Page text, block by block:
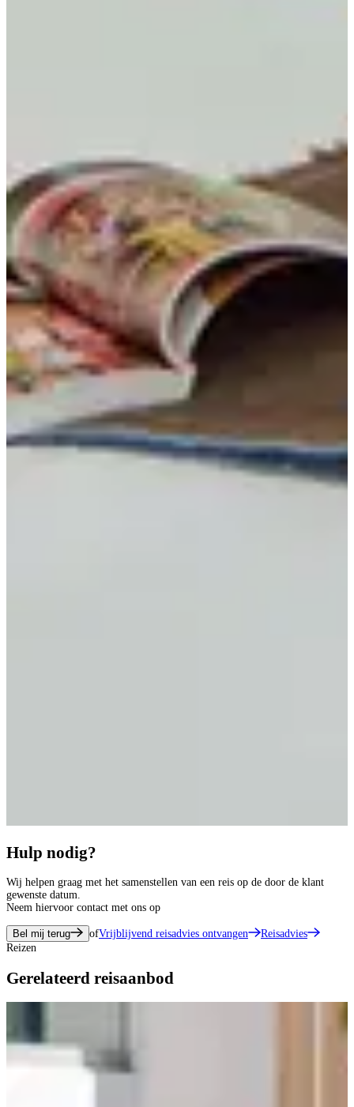
Hulp nodig?
Wij helpen graag met het samenstellen van een reis op de door de klant
gewenste datum.
Neem hiervoor contact met ons op
Bel mij terug ofVrijblijvend reisadvies ontvangen
Reisadvies
Reizen
Gerelateerd reisaanbod